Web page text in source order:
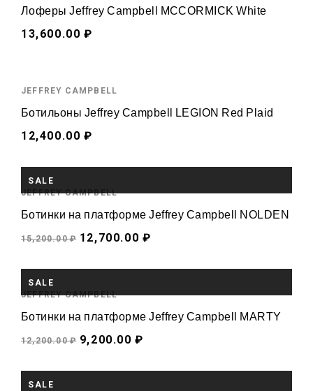
Лоферы Jeffrey Campbell MCCORMICK White
13,600.00 ₽
JEFFREY CAMPBELL
Ботильоны Jeffrey Campbell LEGION Red Plaid
12,400.00 ₽
SALE
JEFFREY CAMPBELL
Ботинки на платформе Jeffrey Campbell NOLDEN
15,200.00 ₽ 12,700.00 ₽
SALE
JEFFREY CAMPBELL
Ботинки на платформе Jeffrey Campbell MARTY
12,200.00 ₽ 9,200.00 ₽
SALE